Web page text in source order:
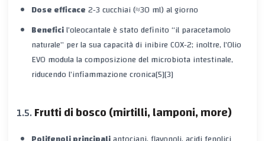
Dose efficace2‑3 cucchiai (≈30 ml) al giorno
Beneficil’oleocantale è stato definito “il paracetamolo
naturale” per la sua capacità di inibire COX‑2; inoltre, l’Olio
EVO modula la composizione del microbiota intestinale,
riducendo l’infiammazione cronica[5][3]
Frutti di bosco (mirtilli, lamponi, more)